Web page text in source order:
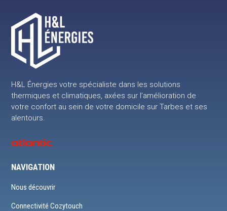
H&L Énergies votre spécialiste dans les solutions
thermiques et climatiques, axées sur l’amélioration de
votre confort au sein de votre domicile sur Tarbes et ses
alentours.
NAVIGATION
Nous découvrir
Connectivité Cozytouch